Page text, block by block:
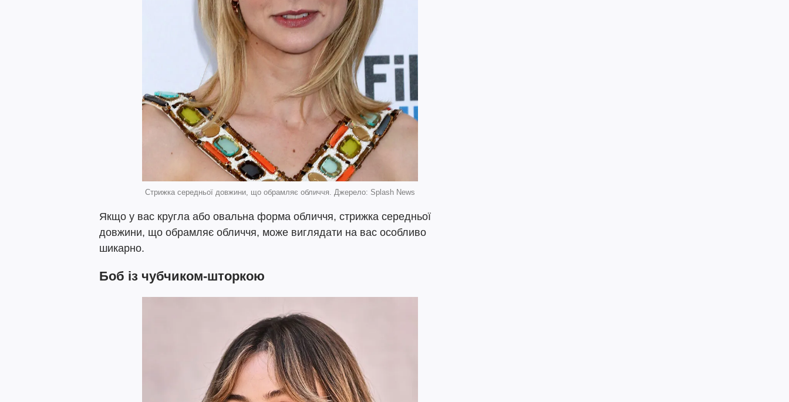
Стрижка середньої довжини, що обрамляє обличчя. Джерело: Splash News
Якщо у вас кругла або овальна форма обличчя, стрижка середньої
довжини, що обрамляє обличчя, може виглядати на вас особливо
шикарно.
Боб із чубчиком-шторкою